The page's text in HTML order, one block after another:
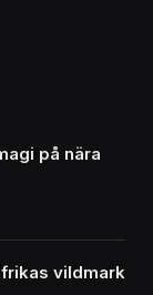
på nära
vildmark